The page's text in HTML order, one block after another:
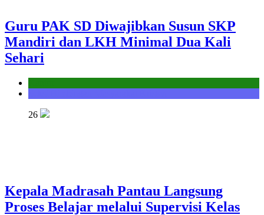
Guru PAK SD Diwajibkan Susun SKP
Mandiri dan LKH Minimal Dua Kali
Sehari
26
Kepala Madrasah Pantau Langsung
Proses Belajar melalui Supervisi Kelas